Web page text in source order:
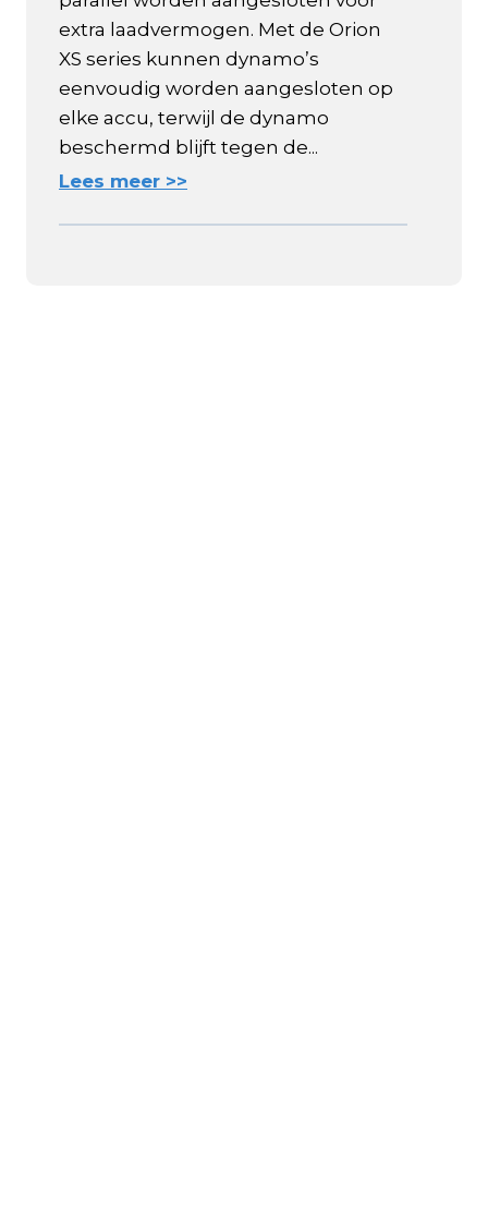
extra laadvermogen. Met de Orion
XS series kunnen dynamo’s
eenvoudig worden aangesloten op
elke accu, terwijl de dynamo
beschermd blijft tegen de...
Lees meer >>